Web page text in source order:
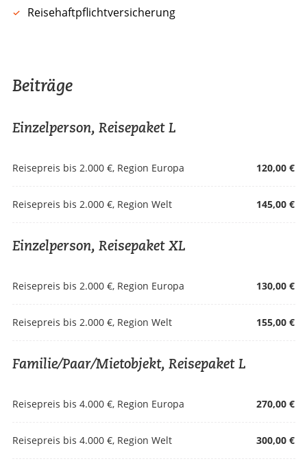
Reisehaftpflichtversicherung
Beiträge
Einzelperson, Reisepaket L
Reisepreis bis 2.000 €, Region Europa 120,00 €
Reisepreis bis 2.000 €, Region Welt 145,00 €
Einzelperson, Reisepaket XL
Reisepreis bis 2.000 €, Region Europa 130,00 €
Reisepreis bis 2.000 €, Region Welt 155,00 €
Familie/Paar/Mietobjekt, Reisepaket L
Reisepreis bis 4.000 €, Region Europa 270,00 €
Reisepreis bis 4.000 €, Region Welt 300,00 €